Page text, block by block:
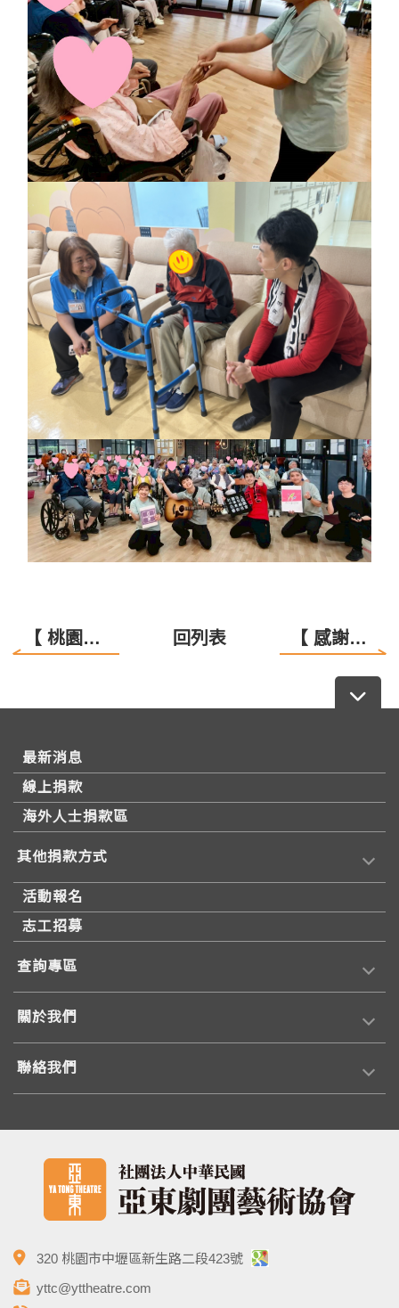
【 桃園區《愛就不孤單》旅程讓我們感動不已！】 回列表 【 感謝志工伙伴們的神助攻！ 】
最新消息
線上捐款
海外人士捐款區
其他捐款方式
活動報名
志工招募
查詢專區
關於我們
聯絡我們
320 桃園市中壢區新生路二段423號
yttc@yttheatre.com